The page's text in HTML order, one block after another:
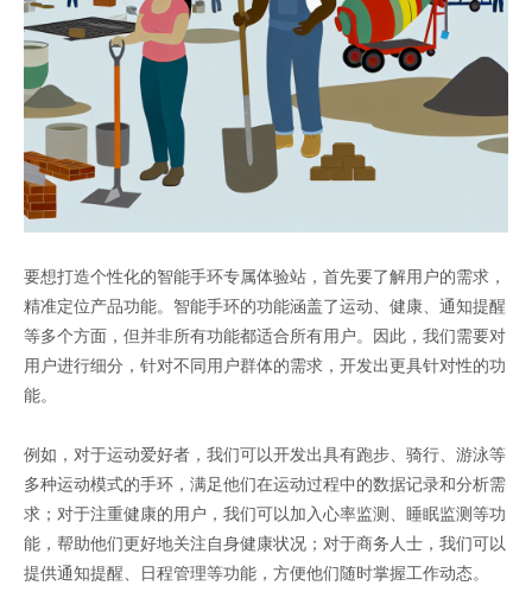
要想打造个性化的智能手环专属体验站，首先要了解用户的需求，
精准定位产品功能。智能手环的功能涵盖了运动、健康、通知提醒
等多个方面，但并非所有功能都适合所有用户。因此，我们需要对
用户进行细分，针对不同用户群体的需求，开发出更具针对性的功
能。
例如，对于运动爱好者，我们可以开发出具有跑步、骑行、游泳等
多种运动模式的手环，满足他们在运动过程中的数据记录和分析需
求；对于注重健康的用户，我们可以加入心率监测、睡眠监测等功
能，帮助他们更好地关注自身健康状况；对于商务人士，我们可以
提供通知提醒、日程管理等功能，方便他们随时掌握工作动态。